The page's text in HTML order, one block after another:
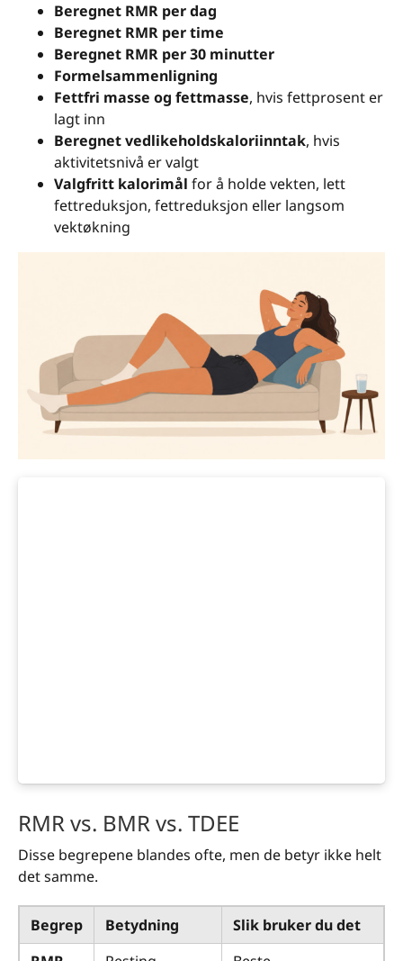
Beregnet RMR per dag
Beregnet RMR per time
Beregnet RMR per 30 minutter
Formelsammenligning
Fettfri masse og fettmasse, hvis fettprosent er
lagt inn
Beregnet vedlikeholdskaloriinntak, hvis
aktivitetsnivå er valgt
Valgfritt kalorimål for å holde vekten, lett
fettreduksjon, fettreduksjon eller langsom
vektøkning
RMR vs. BMR vs. TDEE
Disse begrepene blandes ofte, men de betyr ikke helt
det samme.
Begrep Betydning
Slik bruker du det